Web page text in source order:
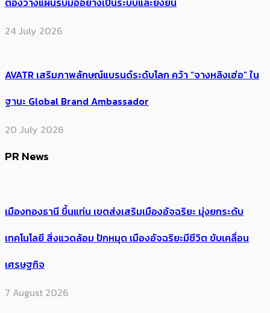
24 July 2026
AVATR เสริมภาพลักษณ์แบรนด์ระดับโลก คว้า “จางหลิงเฮ่อ” ใน
ฐานะ Global Brand Ambassador
20 July 2026
PR News
เมืองทองธานี ขึ้นแท่น เขตส่งเสริมเมืองอัจฉริยะ มุ่งยกระดับ
เทคโนโลยี สิ่งแวดล้อม ปักหมุด เมืองอัจฉริยะมีชีวิต ขับเคลื่อน
เศรษฐกิจ
7 August 2026